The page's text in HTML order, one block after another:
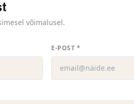
võimalusel.
E-POST *